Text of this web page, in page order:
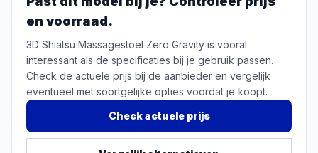
en voorraad.
3D Shiatsu Massagestoel Zero Gravity is vooral
interessant als de specificaties bij je gebruik passen.
Check de actuele prijs bij de aanbieder en vergelijk
eventueel met soortgelijke opties voordat je koopt.
Check actuele prijs